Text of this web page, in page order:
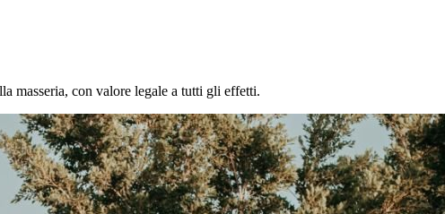
masseria, con valore legale a tutti gli effetti.